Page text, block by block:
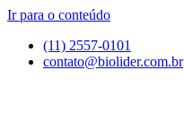
Ir para o conteúdo
(11) 2557-0101
contato@biolider.com.br